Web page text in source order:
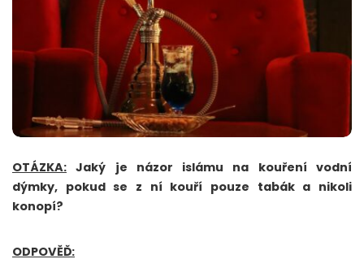
OTÁZKA: Jaký je názor islámu na kouření vodní
dýmky, pokud se z ní kouří pouze tabák a nikoli
konopí?
ODPOVĚĎ: